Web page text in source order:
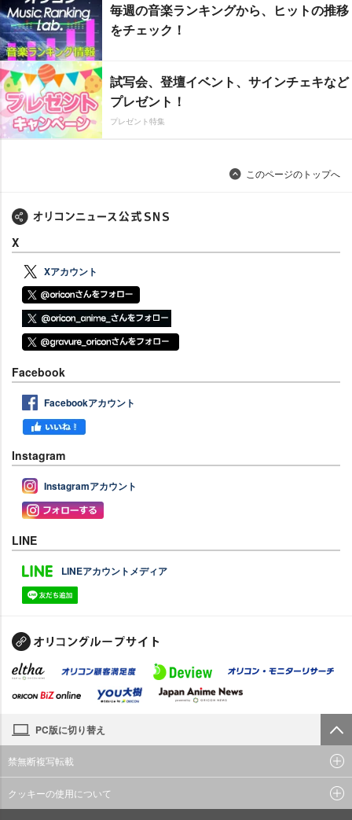
毎週の音楽ランキングから、ヒットの推移
をチェック！
試写会、登壇イベント、サインチェキなど
プレゼント！
プレゼント特集
このページのトップへ
X
Xアカウント
Facebook
Facebookアカウント
Instagram
Instagramアカウント
LINE
LINEアカウントメディア
PC版に切り替え
禁無断複写転載
クッキーの使用について